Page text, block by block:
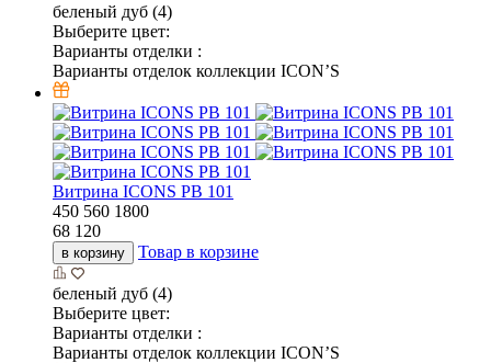
беленый дуб (4)
Выберите цвет:
Варианты отделки :
Варианты отделок коллекции ICON’S
Витрина ICONS РВ 101
450 560 1800
68 120
в корзину Товар в корзине
беленый дуб (4)
Выберите цвет:
Варианты отделки :
Варианты отделок коллекции ICON’S